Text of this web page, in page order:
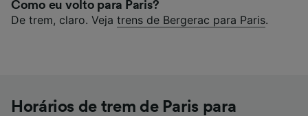
Como eu volto para Paris?
De trem, claro. Veja trens de Bergerac para Paris.
Horários de trem de Paris para